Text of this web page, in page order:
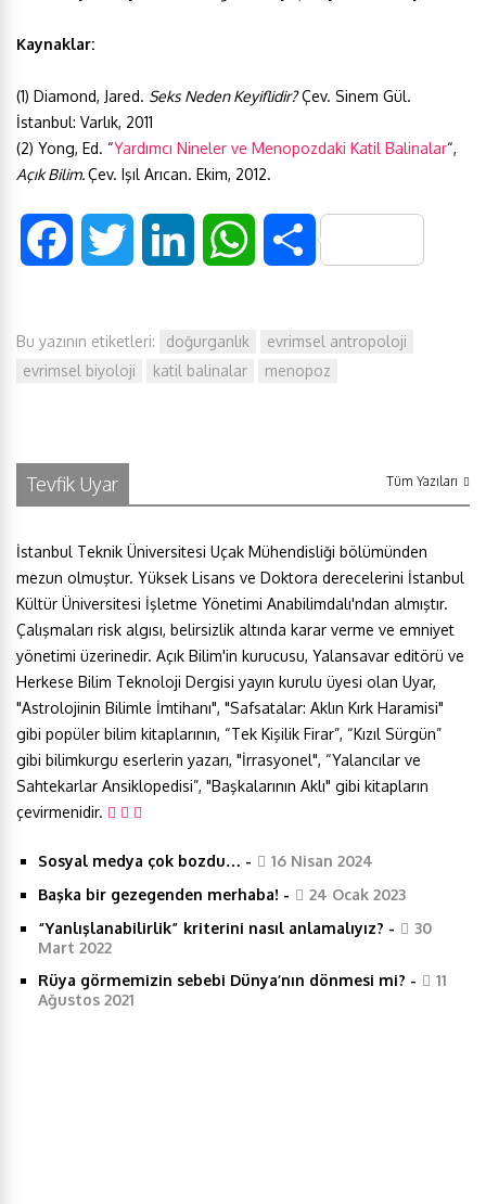
Kaynaklar:
(1) Diamond, Jared. Seks Neden Keyiflidir?Çev. Sinem Gül.
İstanbul: Varlık, 2011
(2) Yong, Ed. “Yardımcı Nineler ve Menopozdaki Katil Balinalar“,
Açık Bilim.Çev. Işıl Arıcan. Ekim, 2012.
c
o
k
i
e
r
n
d
I
n
A
p
p
S
a
Bu yazının etiketleri: doğurganlık
evrimsel antropoloji
evrimsel biyoloji
katil balinalar menopoz
Tevfik Uyar Tüm Yazıları
İstanbul Teknik Üniversitesi Uçak Mühendisliği bölümünden
mezun olmuştur. Yüksek Lisans ve Doktora derecelerini İstanbul
Kültür Üniversitesi İşletme Yönetimi Anabilimdalı'ndan almıştır.
Çalışmaları risk algısı, belirsizlik altında karar verme ve emniyet
yönetimi üzerinedir. Açık Bilim'in kurucusu, Yalansavar editörü ve
Herkese Bilim Teknoloji Dergisi yayın kurulu üyesi olan Uyar,
"Astrolojinin Bilimle İmtihanı", "Safsatalar: Aklın Kırk Haramisi"
gibi popüler bilim kitaplarının, “Tek Kişilik Firar”, “Kızıl Sürgün”
gibi bilimkurgu eserlerin yazarı, "İrrasyonel", “Yalancılar ve
Sahtekarlar Ansiklopedisi”, "Başkalarının Aklı" gibi kitapların
çevirmenidir.
Sosyal medya çok bozdu… -
16 Nisan 2024
Başka bir gezegenden merhaba! -
24 Ocak 2023
“Yanlışlanabilirlik” kriterini nasıl anlamalıyız? -
30
Mart 2022
Rüya görmemizin sebebi Dünya’nın dönmesi mi? -
11
Ağustos 2021